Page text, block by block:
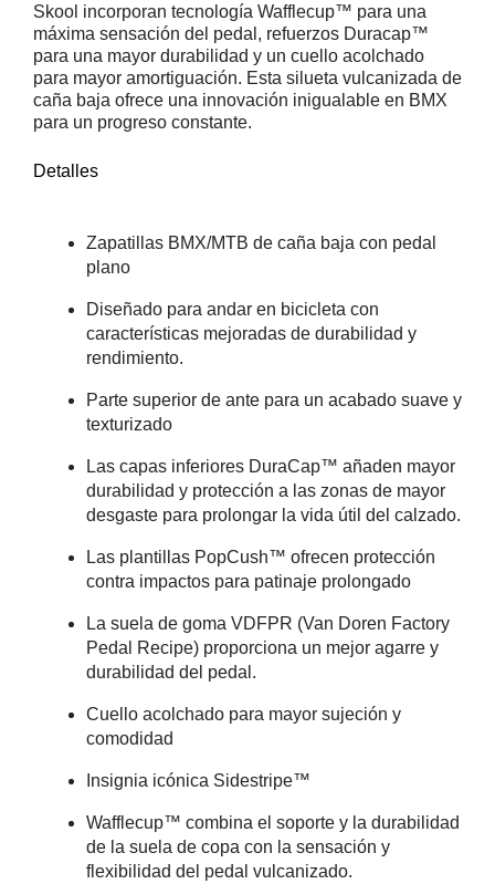
Skool incorporan tecnología Wafflecup™ para una
máxima sensación del pedal, refuerzos Duracap™
para una mayor durabilidad y un cuello acolchado
para mayor amortiguación. Esta silueta vulcanizada de
caña baja ofrece una innovación inigualable en BMX
para un progreso constante.
Detalles
Zapatillas BMX/MTB de caña baja con pedal
plano
Diseñado para andar en bicicleta con
características mejoradas de durabilidad y
rendimiento.
Parte superior de ante para un acabado suave y
texturizado
Las capas inferiores DuraCap™ añaden mayor
durabilidad y protección a las zonas de mayor
desgaste para prolongar la vida útil del calzado.
Las plantillas PopCush™ ofrecen protección
contra impactos para patinaje prolongado
La suela de goma VDFPR (Van Doren Factory
Pedal Recipe) proporciona un mejor agarre y
durabilidad del pedal.
Cuello acolchado para mayor sujeción y
comodidad
Insignia icónica Sidestripe™
Wafflecup™ combina el soporte y la durabilidad
de la suela de copa con la sensación y
flexibilidad del pedal vulcanizado.